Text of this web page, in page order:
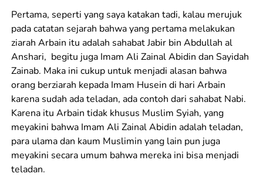
Pertama, seperti yang saya katakan tadi, kalau merujuk
pada catatan sejarah bahwa yang pertama melakukan
ziarah Arbain itu adalah sahabat Jabir bin Abdullah al
Anshari, begitu juga Imam Ali Zainal Abidin dan Sayidah
Zainab. Maka ini cukup untuk menjadi alasan bahwa
orang berziarah kepada Imam Husein di hari Arbain
karena sudah ada teladan, ada contoh dari sahabat Nabi.
Karena itu Arbain tidak khusus Muslim Syiah, yang
meyakini bahwa Imam Ali Zainal Abidin adalah teladan,
para ulama dan kaum Muslimin yang lain pun juga
meyakini secara umum bahwa mereka ini bisa menjadi
teladan.